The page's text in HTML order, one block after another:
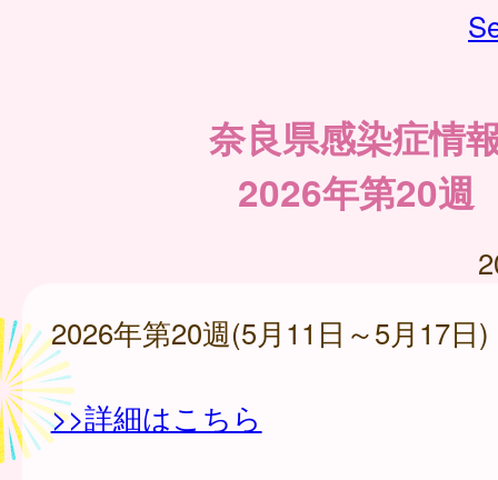
奈良県感染症情
2026年第20週
2026年第20週(5月11日～5月17日)
>>詳細はこちら